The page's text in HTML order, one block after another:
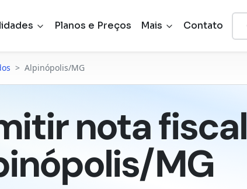
Planos e Preços Mais Contato
> Alpinópolis/MG
nota fiscal
MG